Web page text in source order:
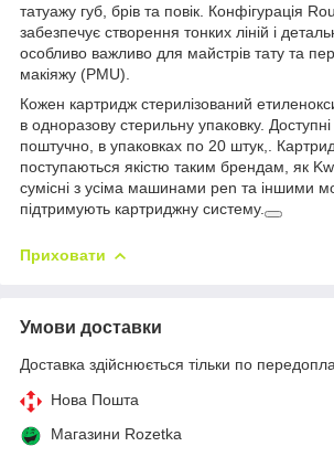
татуажу губ, брів та повік. Конфігурація
забезпечує створення тонких ліній і
особливо важливо для майстрів тату та
макіяжу (PMU).
Кожен картридж стерилізований
в одноразову стерильну упаковку.
поштучно, в упаковках по 20 штук,.
поступаються якістю таким брендам, як
сумісні з усіма машинами pen та іншими
підтримують картриджну систему.
Приховати
Умови доставки
Доставка здійснюється тільки по
Нова Пошта
Магазини Rozetka